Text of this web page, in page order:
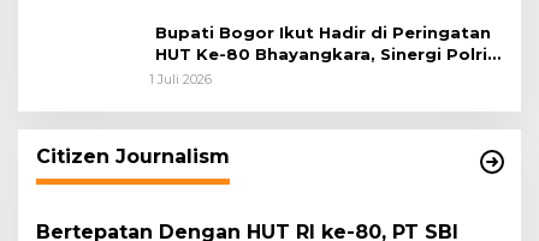
Bupati Bogor Ikut Hadir di Peringatan
HUT Ke-80 Bhayangkara, Sinergi Polri
dan Pemkab Bogor Jadi Kunci Menjaga
1 Juli 2026
Citizen Journalism
Bertepatan Dengan HUT RI ke-80, PT SBI